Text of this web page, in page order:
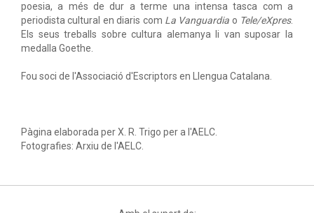
poesia, a més de dur a terme una intensa tasca com a
periodista cultural en diaris com La Vanguardia o Tele/eXpres.
Els seus treballs sobre cultura alemanya li van suposar la
medalla Goethe.
Fou soci de l'Associació d'Escriptors en Llengua Catalana.
Pàgina elaborada per X. R. Trigo per a l'AELC.
Fotografies: Arxiu de l'AELC.